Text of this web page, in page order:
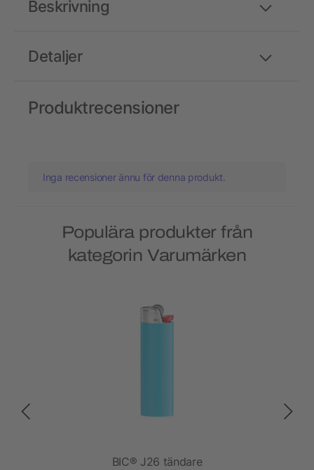
Detaljer
Beskrivning
Produktrecensioner
Inga recensioner ännu för denna produkt.
Populära produkter från
kategorin Varumärken
BIC® J26 tändare